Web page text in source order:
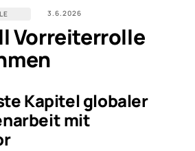
3.6.2026
Vorreiterrolle
Kapitel globaler
mit